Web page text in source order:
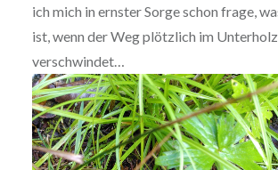
ich mich in ernster Sorge schon frage,
ist, wenn der Weg plötzlich im Unterholz
verschwindet…